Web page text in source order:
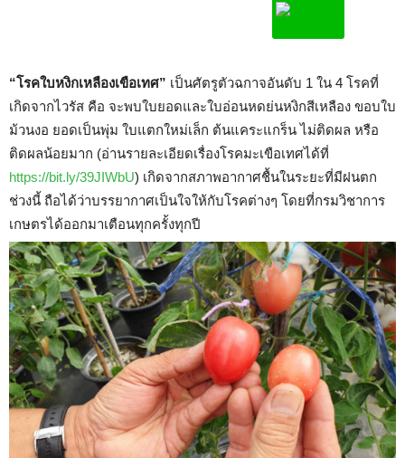
“โรคใบหงิกเหลืองเขือเทศ” เป็นศัตรูตัวฉกาจอันดับ 1 ใน 4 โรคที่
เกิดจากไวรัส คือ จะพบใบยอดและใบอ่อนหดย่นหงิกสีเหลือง ขอบใบ
ม้วนงอ ยอดเป็นพุ่ม ใบแตกใหม่เล็ก ต้นแคระแกร็น ไม่ติดผล หรือ
ติดผลน้อยมาก (อ่านรายละเอียดเรื่องโรคมะเขือเทศได้ที่
https://bit.ly/39JIWbU) เกิดจากสภาพอากาศชื้นในระยะที่มีฝนตก
ช่วงนี้ ถือได้ว่าบรรยากาศเป็นใจให้กับโรคต่างๆ โดยที่กรมวิชาการ
เกษตรได้ออกมาเตือนทุกครั้งทุกปี